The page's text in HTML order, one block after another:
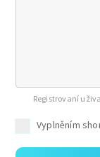
Registrovaní